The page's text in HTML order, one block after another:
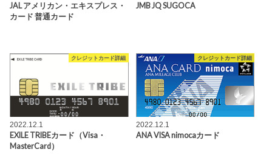
JAL アメリカン・エキスプレス・
カード 普通カード
JMB JQ SUGOCA
クレジットカード詳細
2022.12.1
EXILE TRIBEカード（Visa・
MasterCard）
クレジットカード詳細
2022.12.1
ANA VISA nimocaカード